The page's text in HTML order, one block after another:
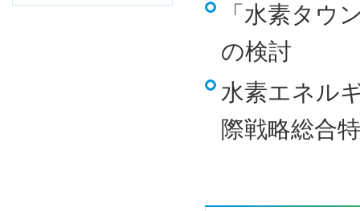
「水素タウ
の検討
水素エネル
際戦略総合